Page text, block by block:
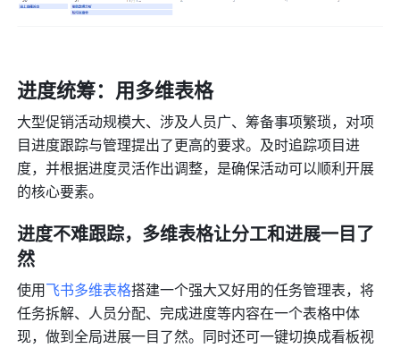
进度统筹：用多维表格
大型促销活动规模大、涉及人员广、筹备事项繁琐，对项
目进度跟踪与管理提出了更高的要求。及时追踪项目进
度，并根据进度灵活作出调整，是确保活动可以顺利开展
的核心要素。
进度不难跟踪，多维表格让分工和进展一目了
然
使用飞书多维表格搭建一个强大又好用的任务管理表，将
任务拆解、人员分配、完成进度等内容在一个表格中体
现，做到全局进展一目了然。同时还可一键切换成看板视